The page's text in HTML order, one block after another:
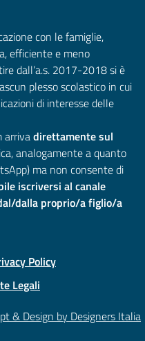
con le famiglie,
efficiente e meno
dall’a.s. 2017-2018 si è
plesso scolastico in cui
di interesse delle
arrivadirettamente sul
analogamente a quanto
ma non consente di
iscriversi al canale
dalla proprio/a figlio/a
Policy
Legali
& Design by Designers Italia